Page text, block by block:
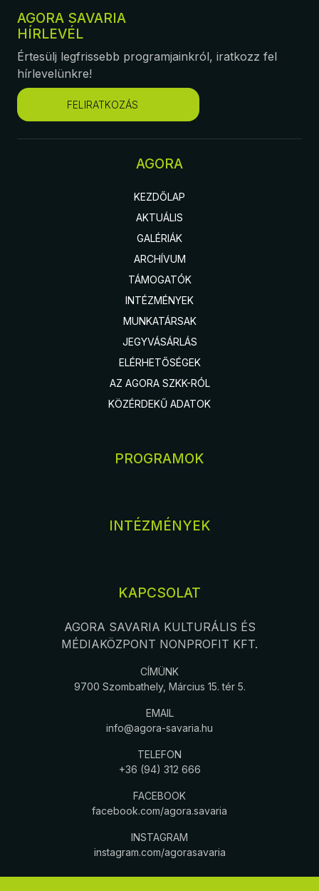
AGORA SAVARIA
HÍRLEVÉL
Értesülj legfrissebb programjainkról, iratkozz fel
hírlevelünkre!
FELIRATKOZÁS
AGORA
KEZDŐLAP
AKTUÁLIS
GALÉRIÁK
ARCHÍVUM
TÁMOGATÓK
INTÉZMÉNYEK
MUNKATÁRSAK
JEGYVÁSÁRLÁS
ELÉRHETŐSÉGEK
AZ AGORA SZKK-RÓL
KÖZÉRDEKŰ ADATOK
PROGRAMOK
INTÉZMÉNYEK
KAPCSOLAT
AGORA SAVARIA KULTURÁLIS ÉS
MÉDIAKÖZPONT NONPROFIT KFT.
CÍMÜNK
9700 Szombathely, Március 15. tér 5.
EMAIL
info@agora-savaria.hu
TELEFON
+36 (94) 312 666
FACEBOOK
facebook.com/agora.savaria
INSTAGRAM
instagram.com/agorasavaria